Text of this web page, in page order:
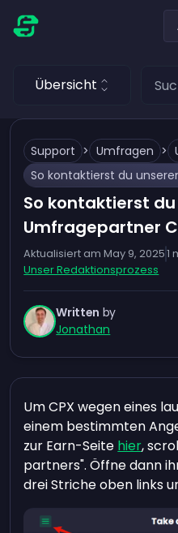
Übersicht
Support > Umfragen >
So kontaktierst
Umfragepartner
Aktualisiert am May 9, 20251
Unser Redaktionsprozess
Written by
Jonathan
Um CPX wegen eines
einem bestimmten
zur Earn-Seite hier,
partners". Öffne dann
drei Striche oben links